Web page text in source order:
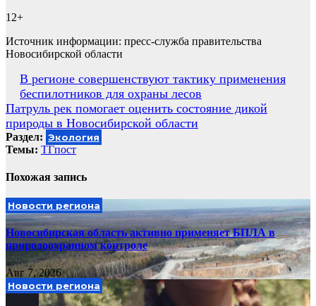
12+
Источник информации: пресс-служба правительства
Новосибирской области
Навигация
по
записям
В регионе совершенствуют тактику применения
беспилотников для охраны лесов
Патруль рек помогает оценить состояние дикой
природы в Новосибирской области
Раздел: Экология
Темы: ТГпост
Похожая запись
Новости региона
Новосибирская область активно применяет БПЛА в
природоохранном контроле
Авг 7, 2026
Новости региона